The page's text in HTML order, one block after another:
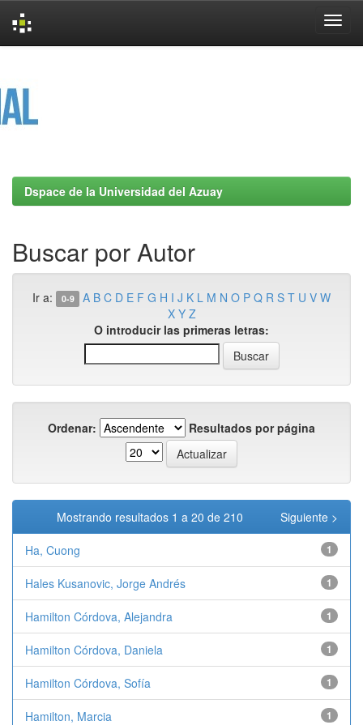
Dspace de la Universidad del Azuay
Buscar por Autor
Ir a: 0-9 A B C D E F G H I J K L M N O P Q R S T U V W
X Y Z
O introducir las primeras letras:
Ordenar: Resultados por página
Mostrando resultados 1 a 20 de 210 Siguiente >
Ha, Cuong 1
Hales Kusanovic, Jorge Andrés 1
Hamilton Córdova, Alejandra 1
Hamilton Córdova, Daniela 1
Hamilton Córdova, Sofía 1
Hamilton, Marcia 1